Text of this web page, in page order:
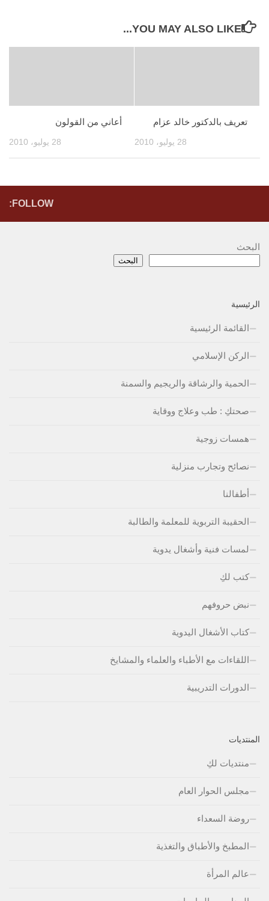
YOU MAY ALSO LIKE...
أعاني من القولون
28 يوليو، 2010
تعريف بالدكتور خالد عزام
28 يوليو، 2010
FOLLOW:
البحث
البحث
الرئيسية
القائمة الرئيسية
الركن الإسلامي
الحمية والرشاقة والريجيم والسمنة
صحتكِ : طب وعلاج ووقاية
همسات زوجية
نصائح وتجارب منزلية
أطفالنا
الحقيبة التربوية للمعلمة والطالبة
لمسات فنية وأشغال يدوية
كتب لكِ
نبض حروفهم
كتاب الأشغال اليدوية
اللقاءات مع الأطباء والعلماء والمشايخ
الدورات التدريبية
المنتديات
منتديات لكِ
مجلس الحوار العام
روضة السعداء
المطبخ والأطباق والتغذية
عالم المرأة